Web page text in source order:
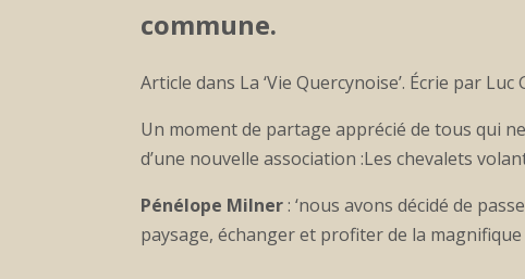
commune.
Article dans La ‘Vie Quercynoise’. Écrie par Luc
Un moment de partage apprécié de tous qui
d’une nouvelle association :Les chevalets
Pénélope Milner: ‘nous avons décidé de
paysage, échanger et profiter de la